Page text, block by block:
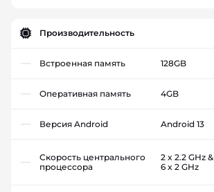
Производительность
Встроенная память 128GB
Оперативная память 4GB
Версия Android Android 13
Скорость центрального
процессора
2 x 2.2 GHz &
6 x 2 GHz